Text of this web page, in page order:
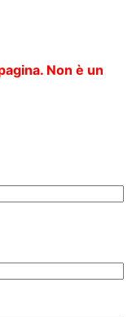
Non è un